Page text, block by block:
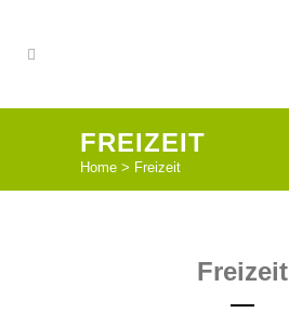
FREIZEIT
Home > Freizeit
Freizeit